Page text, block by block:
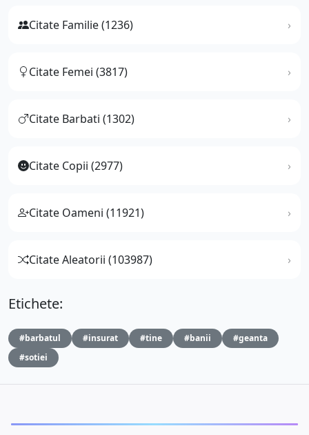
Citate Familie (1236)
Citate Femei (3817)
Citate Barbati (1302)
Citate Copii (2977)
Citate Oameni (11921)
Citate Aleatorii (103987)
Etichete:
#barbatul #insurat #tine #banii
#geanta
#sotiei